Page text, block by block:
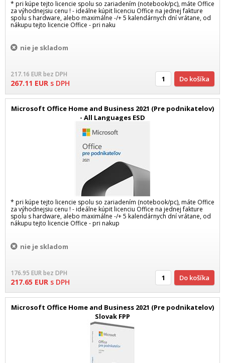
* pri kúpe tejto licencie spolu so zariadením (notebook/pc), máte Office
za výhodnejsiu cenu ! - ideálne kúpit licenciu Office na jednej fakture
spolu s hardware, alebo maximálne -/+ 5 kalendárnych dní vrátane, od
nákupu tejto licencie Office - pri naku
nie je skladom
217.16 EURbez DPH
267.11 EUR s DPH Do košíka
Microsoft Office Home and Business 2021 (Pre podnikatelov)
- All Languages ESD
* pri kúpe tejto licencie spolu so zariadením (notebook/pc), máte Office
za výhodnejsiu cenu ! - ideálne kúpit licenciu Office na jednej fakture
spolu s hardware, alebo maximálne -/+ 5 kalendárnych dní vrátane, od
nákupu tejto licencie Office - pri nakup
nie je skladom
176.95 EURbez DPH
217.65 EUR s DPH Do košíka
Microsoft Office Home and Business 2021 (Pre podnikatelov)
Slovak FPP